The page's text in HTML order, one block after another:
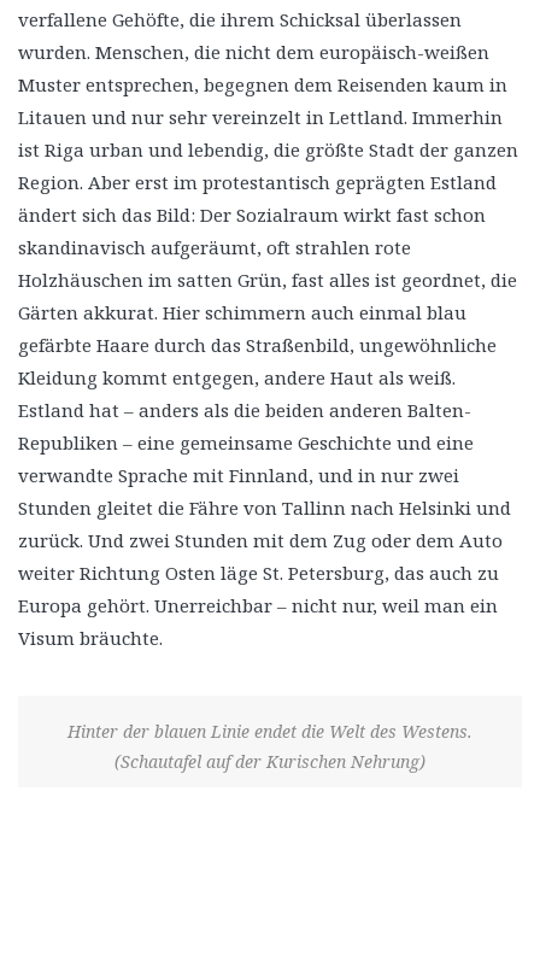
verfallene Gehöfte, die ihrem Schicksal überlassen
wurden. Menschen, die nicht dem europäisch-weißen
Muster entsprechen, begegnen dem Reisenden kaum in
Litauen und nur sehr vereinzelt in Lettland. Immerhin
ist Riga urban und lebendig, die größte Stadt der ganzen
Region. Aber erst im protestantisch geprägten Estland
ändert sich das Bild: Der Sozialraum wirkt fast schon
skandinavisch aufgeräumt, oft strahlen rote
Holzhäuschen im satten Grün, fast alles ist geordnet, die
Gärten akkurat. Hier schimmern auch einmal blau
gefärbte Haare durch das Straßenbild, ungewöhnliche
Kleidung kommt entgegen, andere Haut als weiß.
Estland hat – anders als die beiden anderen Balten-
Republiken – eine gemeinsame Geschichte und eine
verwandte Sprache mit Finnland, und in nur zwei
Stunden gleitet die Fähre von Tallinn nach Helsinki und
zurück. Und zwei Stunden mit dem Zug oder dem Auto
weiter Richtung Osten läge St. Petersburg, das auch zu
Europa gehört. Unerreichbar – nicht nur, weil man ein
Visum bräuchte.
Hinter der blauen Linie endet die Welt des Westens.
(Schautafel auf der Kurischen Nehrung)